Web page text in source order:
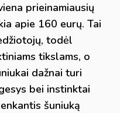
prieinamiausių
apie 160 eurų. Tai
todėl
tikslams, o
dažnai turi
bei instinktai
šuniuką